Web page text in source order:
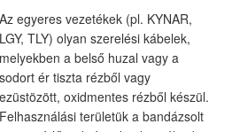
Az egyeres vezetékek (pl. KYNAR,
LGY, TLY) olyan szerelési kábelek,
melyekben a belső huzal vagy a
sodort ér tiszta rézből vagy
ezüstözött, oxidmentes rézből készül.
Felhasználási területük a bandázsolt